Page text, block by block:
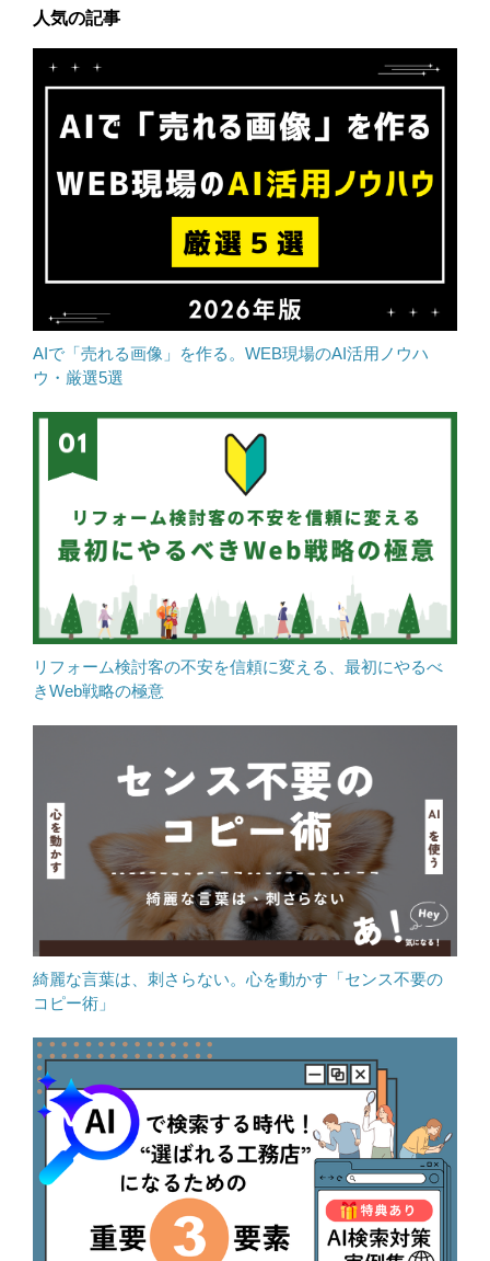
人気の記事
AIで「売れる画像」を作る。WEB現場のAI活用ノウハ
ウ・厳選5選
リフォーム検討客の不安を信頼に変える、最初にやるべ
きWeb戦略の極意
綺麗な言葉は、刺さらない。心を動かす「センス不要の
コピー術」